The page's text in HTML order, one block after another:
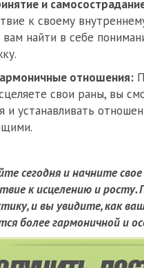
и
к своему
найти в себе
отношения:
свои раны, вы
и устанавливать
сегодня и начните
к исцелению и росту.
и вы увидите, как
более гармоничной и